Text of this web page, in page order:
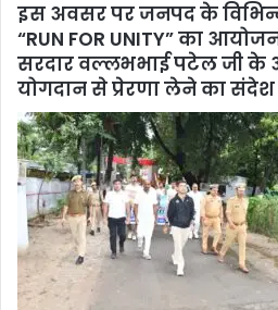
इस अवसर पर जनपद के विभिन्न
“RUN FOR UNITY” का
सरदार वल्लभभाई पटेल जी के
योगदान से प्रेरणा लेने का संदेश